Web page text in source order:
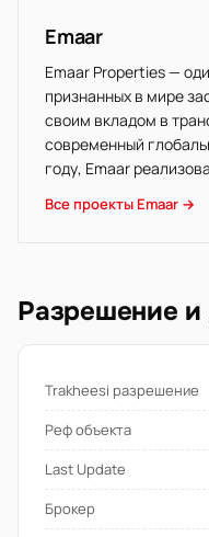
Emaar
Emaar Properties —
признанных в мире
своим вкладом в
современный
году, Emaar
Все проекты Emaar →
Разрешение
Trakheesi разрешение
Реф объекта
Last Update
Брокер